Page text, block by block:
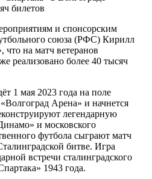
и спонсорским
союза (РФС) Кирилл
на матч ветеранов
реализовано более 40 тысяч
1 мая 2023 года на поле
Арена» и начнется
легендарную
и московского
футбола сыграют матч
битве. Игра
встречи сталинградского
1943 года.